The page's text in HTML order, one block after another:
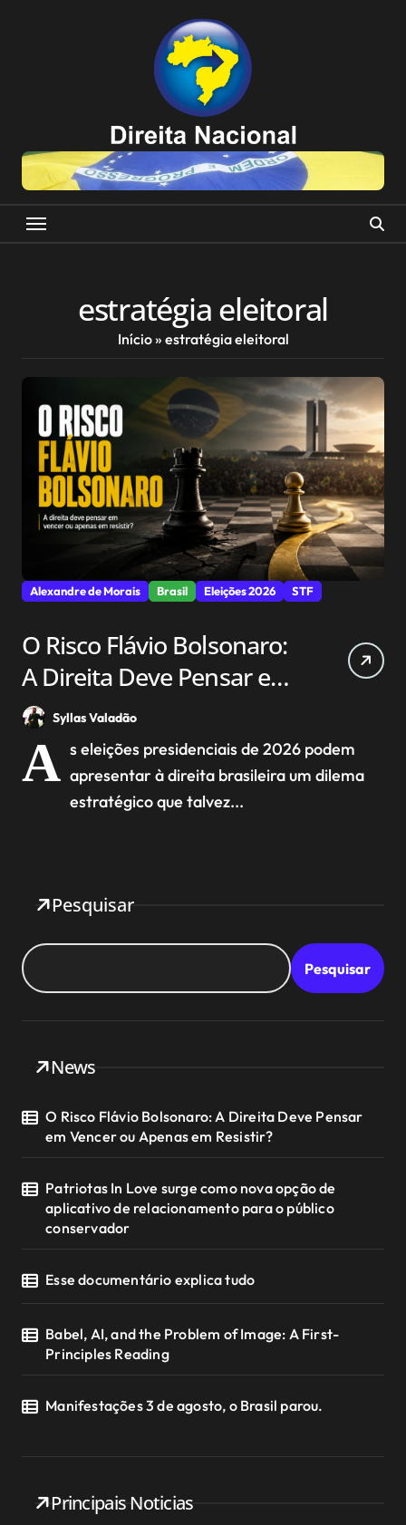
estratégia eleitoral
Início» estratégia eleitoral
Alexandre de Morais Brasil Eleições 2026 STF
O Risco Flávio Bolsonaro:
A Direita Deve Pensar em
Vencer ou Apenas em
Resistir?
Syllas Valadão
A s eleições presidenciais de 2026 podem
apresentar à direita brasileira um dilema
estratégico que talvez...
Pesquisar
Pesquisar
News
O Risco Flávio Bolsonaro: A Direita Deve Pensar
em Vencer ou Apenas em Resistir?
Patriotas In Love surge como nova opção de
aplicativo de relacionamento para o público
conservador
Esse documentário explica tudo
Babel, AI, and the Problem of Image: A First-
Principles Reading
Manifestações 3 de agosto, o Brasil parou.
Principais Noticias